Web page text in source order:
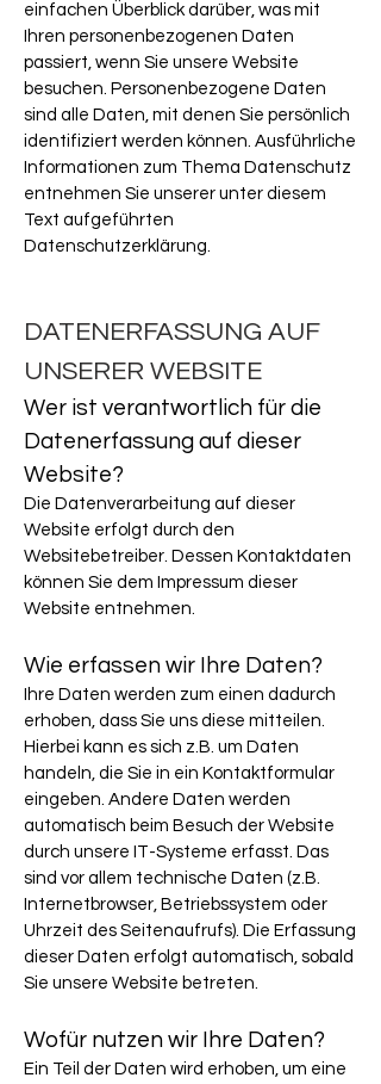
einfachen Überblick darüber, was mit
Ihren personenbezogenen Daten
passiert, wenn Sie unsere Website
besuchen. Personenbezogene Daten
sind alle Daten, mit denen Sie persönlich
identifiziert werden können. Ausführliche
Informationen zum Thema Datenschutz
entnehmen Sie unserer unter diesem
Text aufgeführten
Datenschutzerklärung.
DATENERFASSUNG AUF
UNSERER WEBSITE
Wer ist verantwortlich für die
Datenerfassung auf dieser
Website?
Die Datenverarbeitung auf dieser
Website erfolgt durch den
Websitebetreiber. Dessen Kontaktdaten
können Sie dem Impressum dieser
Website entnehmen.
Wie erfassen wir Ihre Daten?
Ihre Daten werden zum einen dadurch
erhoben, dass Sie uns diese mitteilen.
Hierbei kann es sich z.B. um Daten
handeln, die Sie in ein Kontaktformular
eingeben. Andere Daten werden
automatisch beim Besuch der Website
durch unsere IT-Systeme erfasst. Das
sind vor allem technische Daten (z.B.
Internetbrowser, Betriebssystem oder
Uhrzeit des Seitenaufrufs). Die Erfassung
dieser Daten erfolgt automatisch, sobald
Sie unsere Website betreten.
Wofür nutzen wir Ihre Daten?
Ein Teil der Daten wird erhoben, um eine